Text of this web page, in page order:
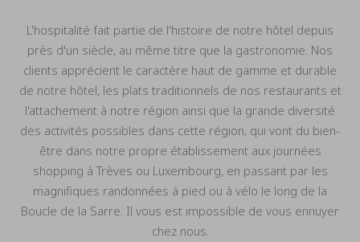
L'hospitalité fait partie de l'histoire de notre hôtel depuis
près d'un siècle, au même titre que la gastronomie. Nos
clients apprécient le caractère haut de gamme et durable
de notre hôtel, les plats traditionnels de nos restaurants et
l'attachement à notre région ainsi que la grande diversité
des activités possibles dans cette région, qui vont du bien-
être dans notre propre établissement aux journées
shopping à Trèves ou Luxembourg, en passant par les
magnifiques randonnées à pied ou à vélo le long de la
Boucle de la Sarre. Il vous est impossible de vous ennuyer
chez nous.